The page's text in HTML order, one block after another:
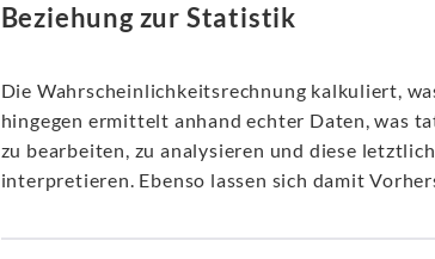
Beziehung zur Statistik
Die Wahrscheinlichkeitsrechnung kalkuliert,
hingegen ermittelt anhand echter Daten, was
zu bearbeiten, zu analysieren und diese
interpretieren. Ebenso lassen sich damit